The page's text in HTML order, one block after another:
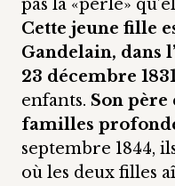
pas la «perle»
Cette jeune fille
Gandelain, dans
23 décembre
enfants. Son père
familles
septembre 1844,
où les deux filles